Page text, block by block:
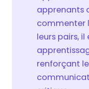
apprenants
commenter
leurs pairs,
renforçant